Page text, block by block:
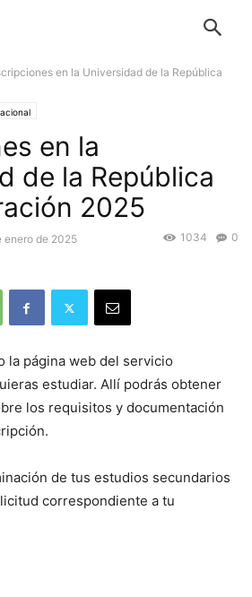
en la Universidad de la República
en la
de la República
2025
enero de 2025 0
1034
la página web del servicio
estudiar. Allí podrás obtener
los requisitos y documentación
de tus estudios secundarios
correspondiente a tu